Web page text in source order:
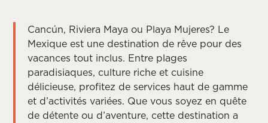
Cancún, Riviera Maya ou Playa Mujeres? Le
Mexique est une destination de rêve pour des
vacances tout inclus. Entre plages
paradisiaques, culture riche et cuisine
délicieuse, profitez de services haut de gamme
et d’activités variées. Que vous soyez en quête
de détente ou d’aventure, cette destination a